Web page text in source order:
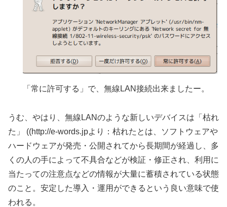
「常に許可する」で、無線LAN接続出来ましたー。
うむ、やはり、無線LANのような新しいデバイスは「枯れ
た」 ((http://e-words.jpより：枯れたとは、ソフトウェアや
ハードウェアが発売・公開されてから長期間が経過し、多
くの人の手によって不具合などが検証・修正され、利用に
当たっての注意点などの情報が大量に蓄積されている状態
のこと。安定した導入・運用ができるという良い意味で使
われる。